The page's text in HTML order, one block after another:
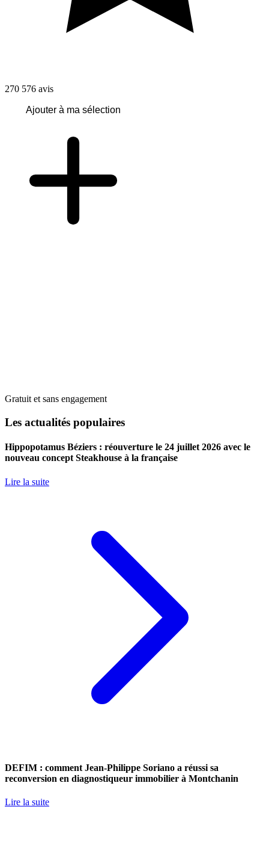
270 576 avis
Ajouter à ma sélection
Gratuit et sans engagement
Les actualités populaires
Hippopotamus Béziers : réouverture le 24 juillet 2026 avec le
nouveau concept Steakhouse à la française
Lire la suite
DEFIM : comment Jean-Philippe Soriano a réussi sa
reconversion en diagnostiqueur immobilier à Montchanin
Lire la suite